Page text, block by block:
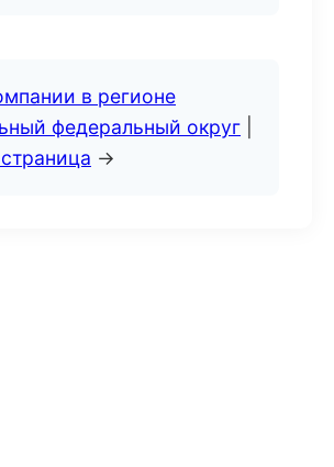
в регионе
федеральный округ
→